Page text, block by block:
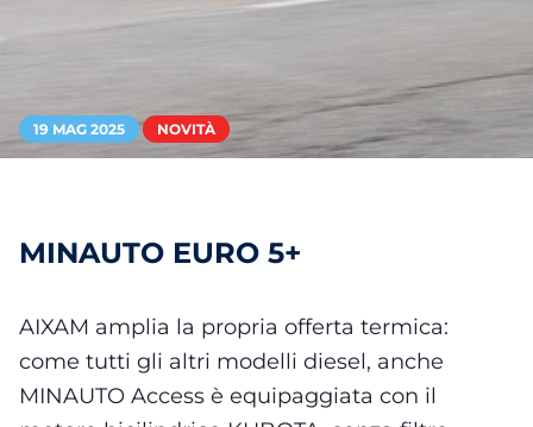
19 MAG 2025 NOVITÀ
MINAUTO EURO 5+
AIXAM amplia la propria offerta termica:
come tutti gli altri modelli diesel, anche
MINAUTO Access è equipaggiata con il